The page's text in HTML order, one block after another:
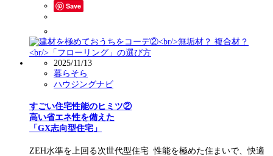
Save
2025/11/13
暮らそら
ハウジングナビ
すごい住宅性能のヒミツ②
高い省エネ性を備えた
「GX志向型住宅」
ZEH水準を上回る次世代型住宅 性能を極めた住まいで、快適